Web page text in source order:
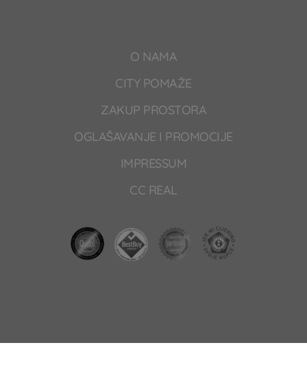
O NAMA
CITY POMAŽE
ZAKUP PROSTORA
OGLAŠAVANJE I PROMOCIJE
IMPRESSUM
CC REAL